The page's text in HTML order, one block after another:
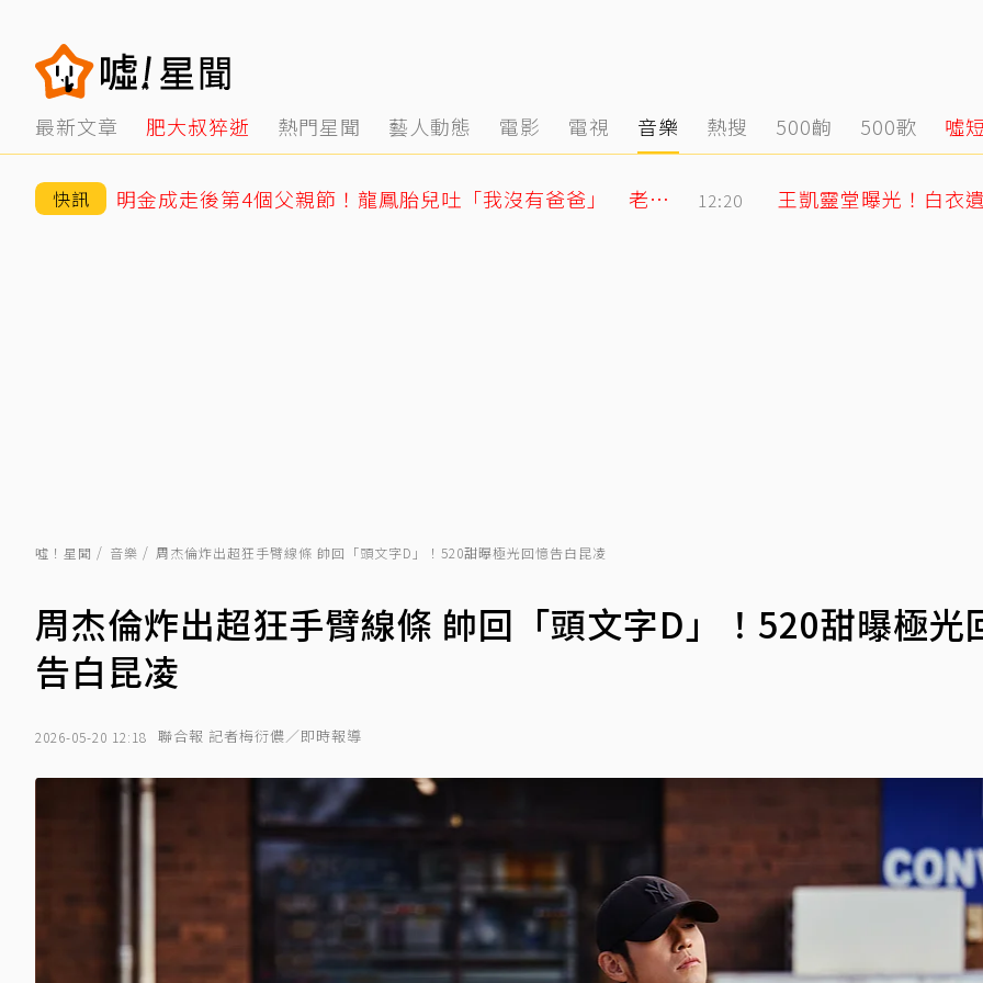
最新文章 肥大叔猝逝 熱門星聞 藝人動態 電影 電視 音樂 熱搜 500齣 500歌 噓
快訊 明金成走後第4個父親節！龍鳳胎兒吐「我沒有爸爸」 老師暖回一句話全網鼻酸 12:20 王凱靈堂曝光！白衣
噓！星聞 音樂 周杰倫炸出超狂手臂線條 帥回「頭文字D」！520甜曝極光回憶告白昆凌
周杰倫炸出超狂手臂線條 帥回「頭文字D」！520甜曝極光
告白昆凌
2026-05-20 12:18 聯合報 記者梅衍儂／即時報導